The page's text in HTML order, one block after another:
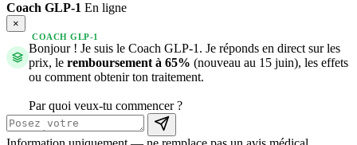
Coach GLP-1 En ligne
×
COACH GLP-1
Bonjour ! Je suis le Coach GLP-1. Je réponds en direct sur les
prix, le remboursement à 65% (nouveau au 15 juin), les effets
ou comment obtenir ton traitement.
Par quoi veux-tu commencer ?